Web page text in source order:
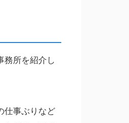
務所を紹介し
仕事ぶりなど